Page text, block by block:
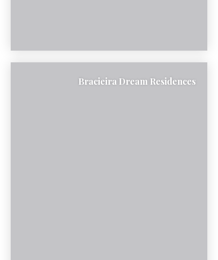
Bracieira Dream Residences